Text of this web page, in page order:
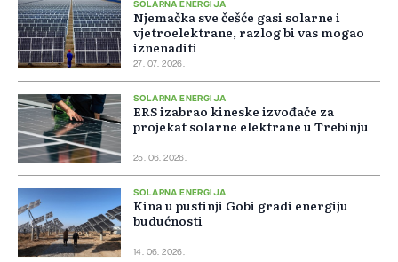
SOLARNA ENERGIJA
Njemačka sve češće gasi solarne i
vjetroelektrane, razlog bi vas mogao
iznenaditi
27. 07. 2026.
SOLARNA ENERGIJA
ERS izabrao kineske izvođače za
projekat solarne elektrane u Trebinju
25. 06. 2026.
SOLARNA ENERGIJA
Kina u pustinji Gobi gradi energiju
budućnosti
14. 06. 2026.